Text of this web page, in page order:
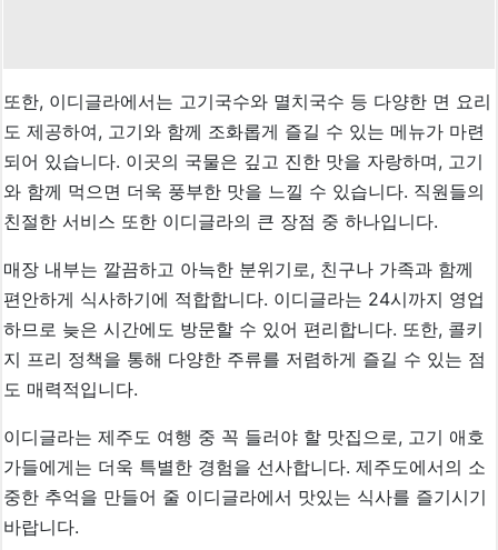
또한, 이디글라에서는 고기국수와 멸치국수 등 다양한 면 요리
도 제공하여, 고기와 함께 조화롭게 즐길 수 있는 메뉴가 마련
되어 있습니다. 이곳의 국물은 깊고 진한 맛을 자랑하며, 고기
와 함께 먹으면 더욱 풍부한 맛을 느낄 수 있습니다. 직원들의
친절한 서비스 또한 이디글라의 큰 장점 중 하나입니다.
매장 내부는 깔끔하고 아늑한 분위기로, 친구나 가족과 함께
편안하게 식사하기에 적합합니다. 이디글라는 24시까지 영업
하므로 늦은 시간에도 방문할 수 있어 편리합니다. 또한, 콜키
지 프리 정책을 통해 다양한 주류를 저렴하게 즐길 수 있는 점
도 매력적입니다.
이디글라는 제주도 여행 중 꼭 들러야 할 맛집으로, 고기 애호
가들에게는 더욱 특별한 경험을 선사합니다. 제주도에서의 소
중한 추억을 만들어 줄 이디글라에서 맛있는 식사를 즐기시기
바랍니다.